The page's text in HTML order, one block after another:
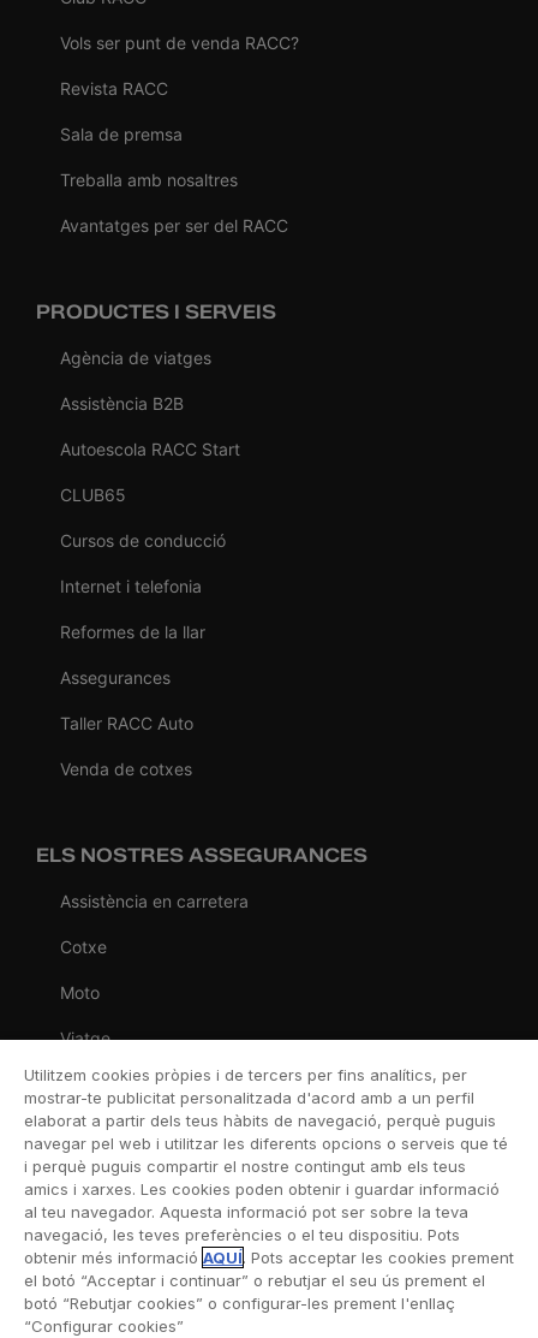
Vols ser punt de venda RACC?
Revista RACC
Sala de premsa
Treballa amb nosaltres
Avantatges per ser del RACC
PRODUCTES I SERVEIS
Agència de viatges
Assistència B2B
Autoescola RACC Start
CLUB65
Cursos de conducció
Internet i telefonia
Reformes de la llar
Assegurances
Taller RACC Auto
Venda de cotxes
ELS NOSTRES ASSEGURANCES
Assistència en carretera
Cotxe
Moto
Viatge
Llar
Vida
Decessos
Dental
Esportiva
Esquí
Utilitzem cookies pròpies i de tercers per fins analítics, per
mostrar-te publicitat personalitzada d'acord amb a un perfil
elaborat a partir dels teus hàbits de navegació, perquè puguis
navegar pel web i utilitzar les diferents opcions o serveis que té
i perquè puguis compartir el nostre contingut amb els teus
amics i xarxes. Les cookies poden obtenir i guardar informació
al teu navegador. Aquesta informació pot ser sobre la teva
navegació, les teves preferències o el teu dispositiu. Pots
obtenir més informació AQUÍ. Pots acceptar les cookies prement
el botó “Acceptar i continuar” o rebutjar el seu ús prement el
botó “Rebutjar cookies” o configurar-les prement l'enllaç
“Configurar cookies”